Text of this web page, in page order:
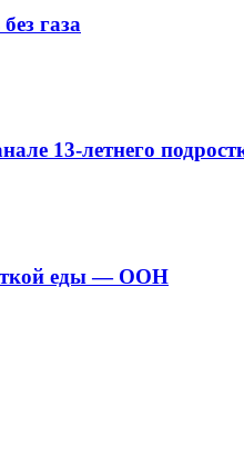
газа
13-летнего
еды — ООН